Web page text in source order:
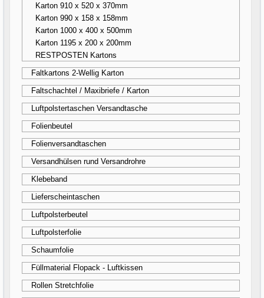
Karton 910 x 520 x 370mm
Karton 990 x 158 x 158mm
Karton 1000 x 400 x 500mm
Karton 1195 x 200 x 200mm
RESTPOSTEN Kartons
Faltkartons 2-Wellig Karton
Faltschachtel / Maxibriefe / Karton
Luftpolstertaschen Versandtasche
Folienbeutel
Folienversandtaschen
Versandhülsen rund Versandrohre
Klebeband
Lieferscheintaschen
Luftpolsterbeutel
Luftpolsterfolie
Schaumfolie
Füllmaterial Flopack - Luftkissen
Rollen Stretchfolie